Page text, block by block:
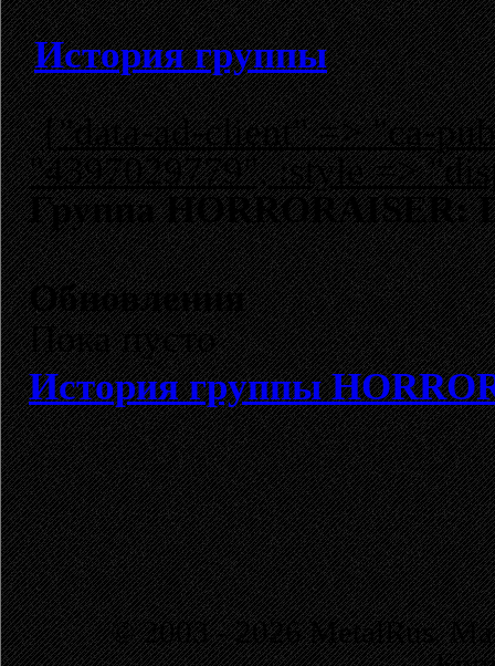
История группы
{"data-ad-client" => "ca-
"4397029779", :style =>
Группа HORRORAISER:
Обновления
Пока пусто
История группы
© 2003 - 2026 MetalRus.